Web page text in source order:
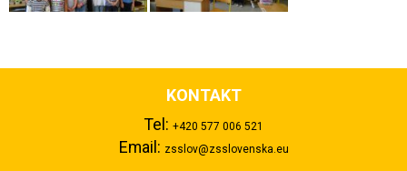
KONTAKT
Tel: +420 577 006 521
Email: zsslov@zsslovenska.eu